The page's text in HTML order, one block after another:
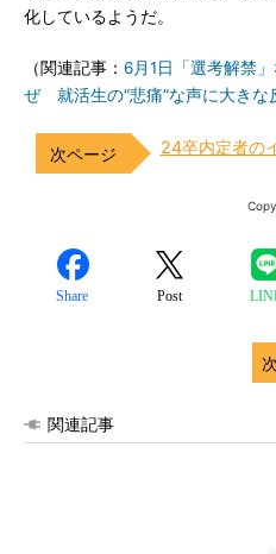
化しているようだ。
（関連記事： 6月1日「選考解禁
ぜ 就活生の“悲痛”な声に大きな
24卒内定者の
Share Post
関連記事